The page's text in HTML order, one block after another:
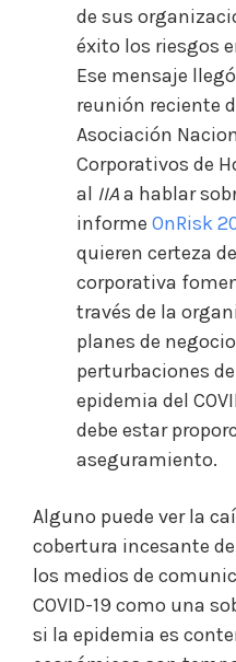
de sus
éxito los riesgos
Ese mensaje
reunión reciente
Asociación
Corporativos de
al IIAa hablar
informe OnRisk
quieren certeza
corporativa
través de la
planes de
perturbaciones
epidemia del
debe estar
aseguramiento.
Alguno puede ver la
cobertura incesante
los medios de
COVID-19 como una
si la epidemia es